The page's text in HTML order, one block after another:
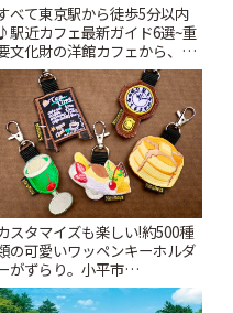
べて東京駅から徒歩5分以内
♪駅近カフェ最新ガイド6選~重
文化財の洋館カフェから、改
すぐのレトロ喫茶まで~ | こと
っぷ
スタマイズも楽しい!約500種
の可愛いワッペンキーホルダ
がずらり。小平市
Kimamaya T&K」 | ことりっ